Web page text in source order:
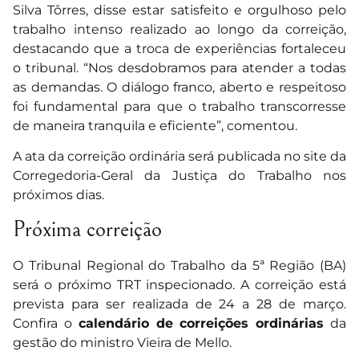
Silva Tôrres, disse estar satisfeito e orgulhoso pelo
trabalho intenso realizado ao longo da correição,
destacando que a troca de experiências fortaleceu
o tribunal. “Nos desdobramos para atender a todas
as demandas. O diálogo franco, aberto e respeitoso
foi fundamental para que o trabalho transcorresse
de maneira tranquila e eficiente”, comentou.
A ata da correição ordinária será publicada no site da
Corregedoria-Geral da Justiça do Trabalho nos
próximos dias.
Próxima correição
O Tribunal Regional do Trabalho da 5ª Região (BA)
será o próximo TRT inspecionado. A correição está
prevista para ser realizada de 24 a 28 de março.
Confira o calendário de correições ordinárias da
gestão do ministro Vieira de Mello.